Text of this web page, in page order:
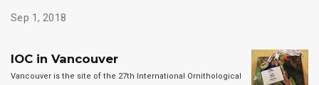
Sep 1, 2018
IOC in Vancouver
Vancouver is the site of the 27th International Ornithological